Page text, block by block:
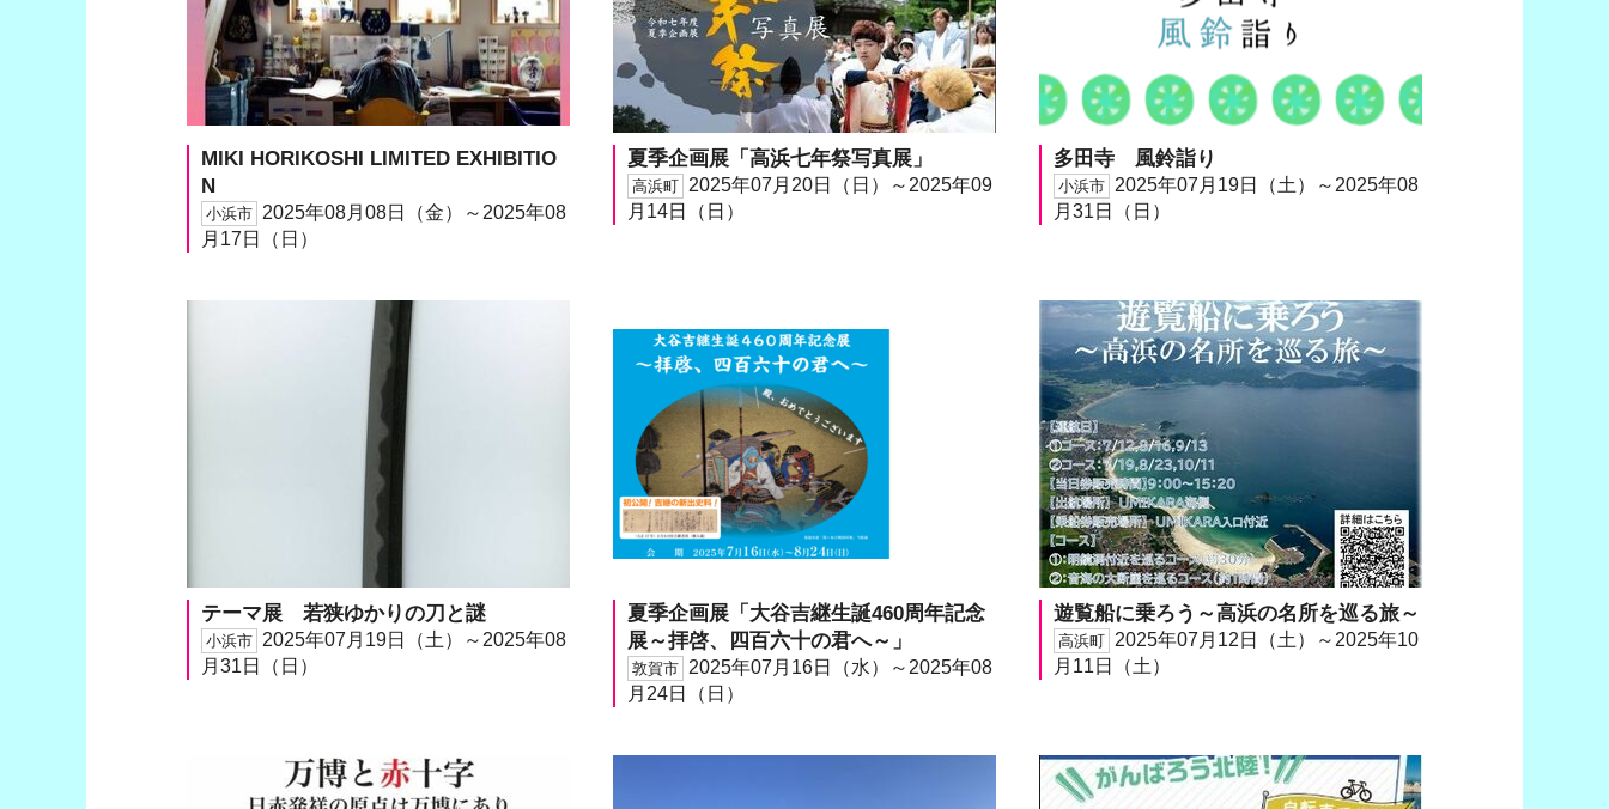
MIKI HORIKOSHI LIMITED EXHIBITIO
N
小浜市 2025年08月08日（金）～2025年08
月17日（日）
夏季企画展「高浜七年祭写真展」
高浜町 2025年07月20日（日）～2025年09
月14日（日）
多田寺 風鈴詣り
小浜市 2025年07月19日（土）～2025年08
月31日（日）
テーマ展 若狭ゆかりの刀と謎
小浜市 2025年07月19日（土）～2025年08
月31日（日）
夏季企画展「大谷吉継生誕460周年記念
展～拝啓、四百六十の君へ～」
敦賀市 2025年07月16日（水）～2025年08
月24日（日）
遊覧船に乗ろう～高浜の名所を巡る旅～
高浜町 2025年07月12日（土）～2025年10
月11日（土）